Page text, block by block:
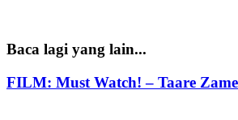
Baca lagi yang lain...
FILM: Must Watch! – Taare